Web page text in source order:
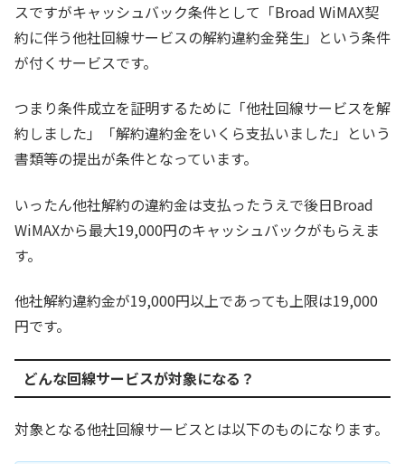
スですがキャッシュバック条件として「Broad WiMAX契
約に伴う他社回線サービスの解約違約金発生」という条件
が付くサービスです。
つまり条件成立を証明するために「他社回線サービスを解
約しました」「解約違約金をいくら支払いました」という
書類等の提出が条件となっています。
いったん他社解約の違約金は支払ったうえで後日Broad
WiMAXから最大19,000円のキャッシュバックがもらえま
す。
他社解約違約金が19,000円以上であっても上限は19,000
円です。
どんな回線サービスが対象になる？
対象となる他社回線サービスとは以下のものになります。